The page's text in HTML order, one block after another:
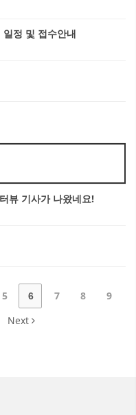
정 및 접수안내
뷰 기사가 나왔네요!
5 6 7 8
9
Next